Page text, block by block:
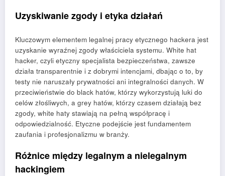
Uzyskiwanie zgody i etyka działań
Kluczowym elementem legalnej pracy etycznego hackera jest
uzyskanie wyraźnej zgody właściciela systemu. White hat
hacker, czyli etyczny specjalista bezpieczeństwa, zawsze
działa transparentnie i z dobrymi intencjami, dbając o to, by
testy nie naruszały prywatności ani integralności danych. W
przeciwieństwie do black hatów, którzy wykorzystują luki do
celów złośliwych, a grey hatów, którzy czasem działają bez
zgody, white haty stawiają na pełną współpracę i
odpowiedzialność. Etyczne podejście jest fundamentem
zaufania i profesjonalizmu w branży.
Różnice między legalnym a nielegalnym
hackingiem